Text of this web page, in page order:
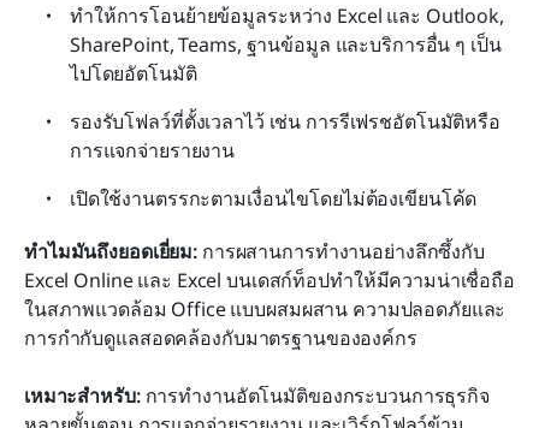
ทำให้การโอนย้ายข้อมูลระหว่าง Excel และ Outlook,
SharePoint, Teams, ฐานข้อมูล และบริการอื่น ๆ เป็น
ไปโดยอัตโนมัติ
รองรับโฟลว์ที่ตั้งเวลาไว้ เช่น การรีเฟรชอัตโนมัติหรือ
การแจกจ่ายรายงาน
เปิดใช้งานตรรกะตามเงื่อนไขโดยไม่ต้องเขียนโค้ด
ทำไมมันถึงยอดเยี่ยม: การผสานการทำงานอย่างลึกซึ้งกับ
Excel Online และ Excel บนเดสก์ท็อปทำให้มีความน่าเชื่อถือ
ในสภาพแวดล้อม Office แบบผสมผสาน ความปลอดภัยและ
การกำกับดูแลสอดคล้องกับมาตรฐานขององค์กร
เหมาะสำหรับ: การทำงานอัตโนมัติของกระบวนการธุรกิจ